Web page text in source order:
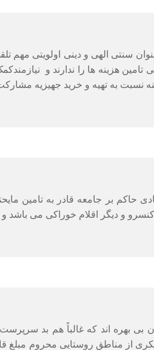
سنتی الهی و دینی اولویتی مهم
هزینه ها را ندارند و
نسبت به تهیه و خرید جهیزیه
بر جامعه قادر به تامین
کنسرو و دیگر اقلام خوراکی می
بی بهره اند که غالباً هم بد
شُکری از مناطق روستایی محروم